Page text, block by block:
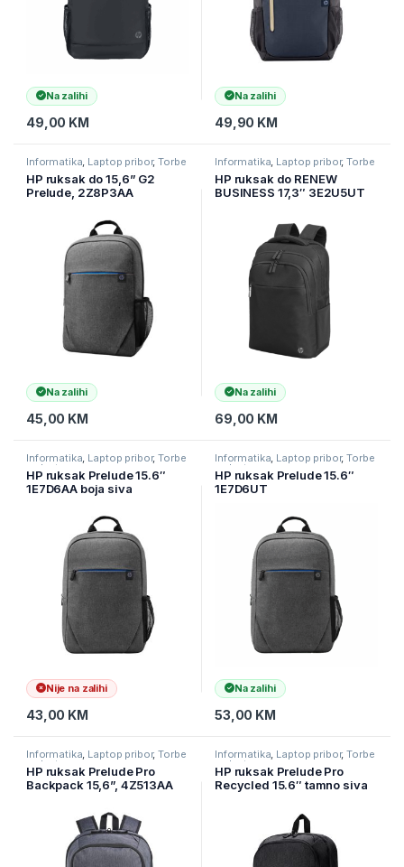
Na zalihi
49,00 KM
Na zalihi
49,90 KM
Informatika, Laptop pribor,Torbe
HP ruksak do 15,6” G2
Prelude, 2Z8P3AA
Na zalihi
45,00 KM
Informatika, Laptop pribor,Torbe
HP ruksak do RENEW
BUSINESS 17,3″ 3E2U5UT
Na zalihi
69,00 KM
Informatika, Laptop pribor,Torbe
za laptope
HP ruksak Prelude 15.6″
1E7D6AA boja siva
Nije na zalihi
43,00 KM
Informatika, Laptop pribor,Torbe
za laptope
HP ruksak Prelude 15.6″
1E7D6UT
Na zalihi
53,00 KM
Informatika, Laptop pribor,Torbe
za laptope
HP ruksak Prelude Pro
Backpack 15,6”, 4Z513AA
Informatika, Laptop pribor,Torbe
za laptope
HP ruksak Prelude Pro
Recycled 15.6″ tamno siva